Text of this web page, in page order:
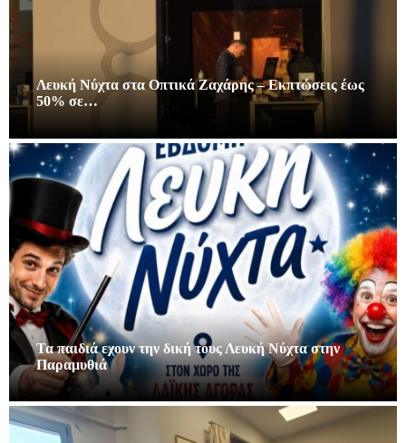
Λευκή Νύχτα στα Οπτικά Ζαχάρης – Εκπτώσεις έως
50% σε…
Τα παιδιά εχουν την δική τους Λευκή Νύχτα στην
Παραμυθιά